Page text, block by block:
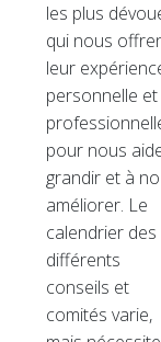
les plus
qui nous
leur
personnelle et
pour nous
grandir et à
améliorer. Le
calendrier des
différents
conseils et
comités varie,